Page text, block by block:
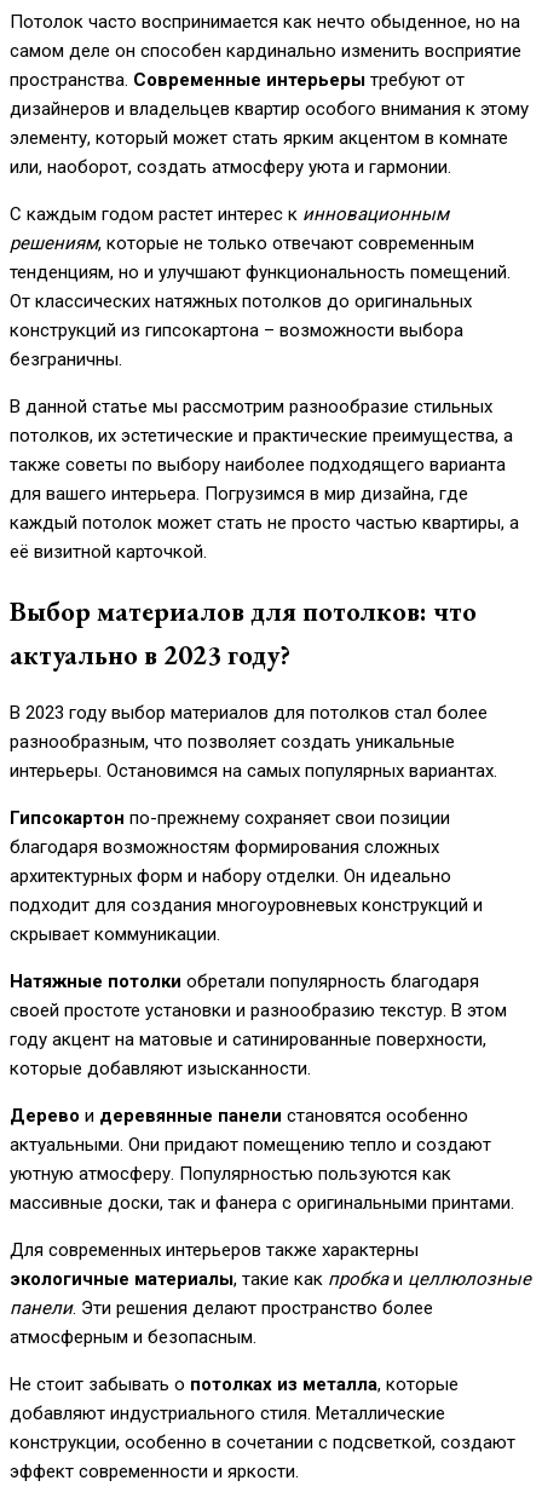
Потолок часто воспринимается как нечто обыденное, но на
самом деле он способен кардинально изменить восприятие
пространства. Современные интерьеры требуют от
дизайнеров и владельцев квартир особого внимания к этому
элементу, который может стать ярким акцентом в комнате
или, наоборот, создать атмосферу уюта и гармонии.
С каждым годом растет интерес к инновационным
решениям, которые не только отвечают современным
тенденциям, но и улучшают функциональность помещений.
От классических натяжных потолков до оригинальных
конструкций из гипсокартона – возможности выбора
безграничны.
В данной статье мы рассмотрим разнообразие стильных
потолков, их эстетические и практические преимущества, а
также советы по выбору наиболее подходящего варианта
для вашего интерьера. Погрузимся в мир дизайна, где
каждый потолок может стать не просто частью квартиры, а
её визитной карточкой.
Выбор материалов для потолков: что
актуально в 2023 году?
В 2023 году выбор материалов для потолков стал более
разнообразным, что позволяет создать уникальные
интерьеры. Остановимся на самых популярных вариантах.
Гипсокартон по-прежнему сохраняет свои позиции
благодаря возможностям формирования сложных
архитектурных форм и набору отделки. Он идеально
подходит для создания многоуровневых конструкций и
скрывает коммуникации.
Натяжные потолки обретали популярность благодаря
своей простоте установки и разнообразию текстур. В этом
году акцент на матовые и сатинированные поверхности,
которые добавляют изысканности.
Дерево и деревянные панели становятся особенно
актуальными. Они придают помещению тепло и создают
уютную атмосферу. Популярностью пользуются как
массивные доски, так и фанера с оригинальными принтами.
Для современных интерьеров также характерны
экологичные материалы, такие как пробкаи целлюлозные
панели. Эти решения делают пространство более
атмосферным и безопасным.
Не стоит забывать о потолках из металла, которые
добавляют индустриального стиля. Металлические
конструкции, особенно в сочетании с подсветкой, создают
эффект современности и яркости.